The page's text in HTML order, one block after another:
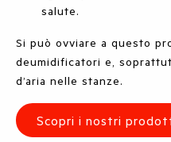
salute.
Si può ovviare a questo
deumidificatori e,
d’aria nelle stanze.
Scopri i nostri